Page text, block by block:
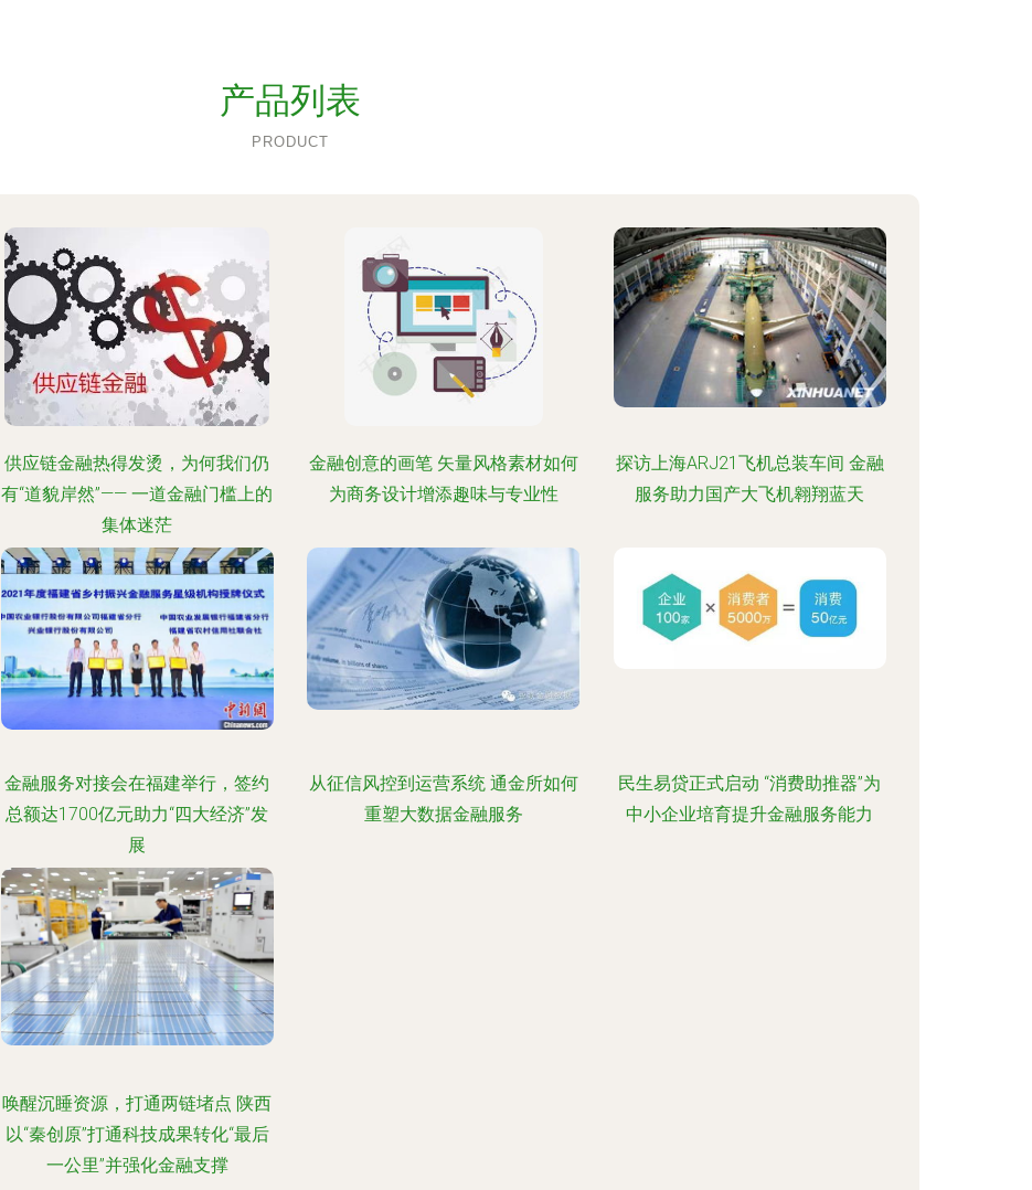
产品列表
PRODUCT
供应链金融热得发烫，为何我们仍
有“道貌岸然”—— 一道金融门槛上的
集体迷茫
金融创意的画笔 矢量风格素材如何
为商务设计增添趣味与专业性
探访上海ARJ21飞机总装车间 金融
服务助力国产大飞机翱翔蓝天
金融服务对接会在福建举行，签约
总额达1700亿元助力“四大经济”发
展
从征信风控到运营系统 通金所如何
重塑大数据金融服务
民生易贷正式启动 “消费助推器”为
中小企业培育提升金融服务能力
唤醒沉睡资源，打通两链堵点 陕西
以“秦创原”打通科技成果转化“最后
一公里”并强化金融支撑